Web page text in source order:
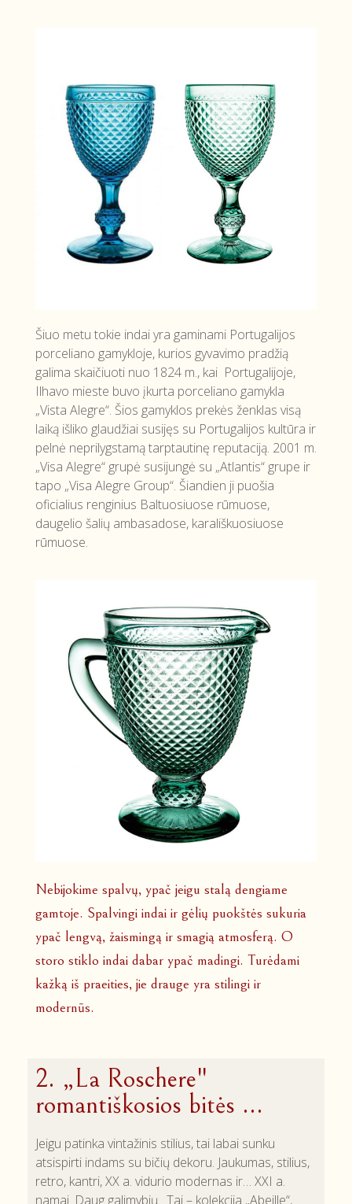
Šiuo metu tokie indai yra gaminami Portugalijos
porceliano gamykloje, kurios gyvavimo pradžią
galima skaičiuoti nuo 1824 m., kai Portugalijoje,
Ilhavo mieste buvo įkurta porceliano gamykla
„Vista Alegre“. Šios gamyklos prekės ženklas visą
laiką išliko glaudžiai susijęs su Portugalijos kultūra ir
pelnė neprilygstamą tarptautinę reputaciją. 2001 m.
„Visa Alegre“ grupė susijungė su „Atlantis“ grupe ir
tapo „Visa Alegre Group“. Šiandien ji puošia
oficialius renginius Baltuosiuose rūmuose,
daugelio šalių ambasadose, karališkuosiuose
rūmuose.
Nebijokime spalvų, ypač jeigu stalą dengiame
gamtoje. Spalvingi indai ir gėlių puokštės sukuria
ypač lengvą, žaismingą ir smagią atmosferą. O
storo stiklo indai dabar ypač madingi. Turėdami
kažką iš praeities, jie drauge yra stilingi ir
modernūs.
2. „La Roschere"
romantiškosios bitės ...
Jeigu patinka vintažinis stilius, tai labai sunku
atsispirti indams su bičių dekoru. Jaukumas, stilius,
retro, kantri, XX a. vidurio modernas ir… XXI a.
namai. Daug galimybių. Tai – kolekcija „Abeille“,